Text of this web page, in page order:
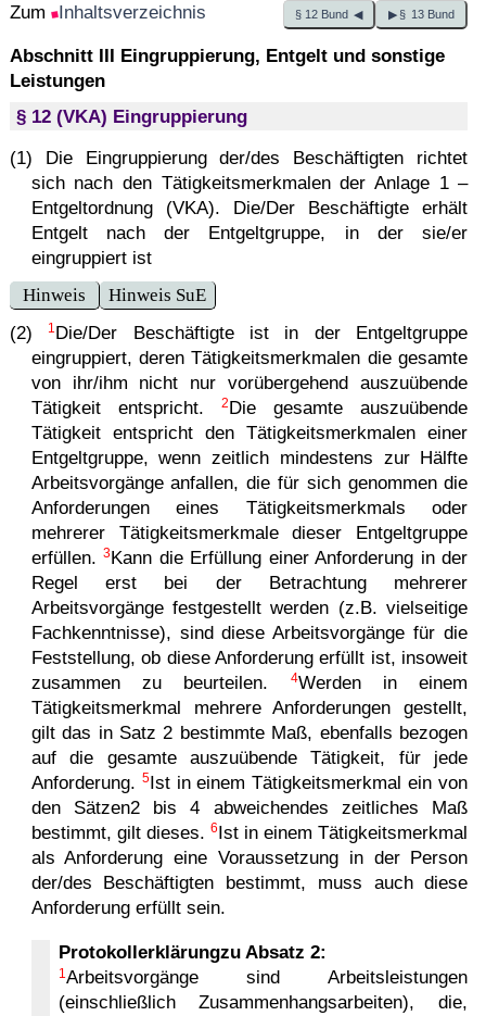
Zum Inhaltsverzeichnis § 12 Bund ◀ ▶ § 13 Bund
Abschnitt III Eingruppierung, Entgelt und sonstige
Leistungen
§ 12 (VKA) Eingruppierung
(1) Die Eingruppierung der/des Beschäftigten richtet
sich nach den Tätigkeitsmerkmalen der Anlage 1 –
Entgeltordnung (VKA). Die/Der Beschäftigte erhält
Entgelt nach der Entgeltgruppe, in der sie/er
eingruppiert ist
Hinweis
Hinweis SuE
(2)
1 Die/Der Beschäftigte ist in der Entgeltgruppe
eingruppiert, deren Tätigkeitsmerkmalen die gesamte
von ihr/ihm nicht nur vorübergehend auszuübende
Tätigkeit entspricht.
2Die gesamte auszuübende
Tätigkeit entspricht den Tätigkeitsmerkmalen einer
Entgeltgruppe, wenn zeitlich mindestens zur Hälfte
Arbeitsvorgänge anfallen, die für sich genommen die
Anforderungen eines Tätigkeitsmerkmals oder
mehrerer Tätigkeitsmerkmale dieser Entgeltgruppe
erfüllen.3Kann die Erfüllung einer Anforderung in der
Regel erst bei der Betrachtung mehrerer
Arbeitsvorgänge festgestellt werden (z.B. vielseitige
Fachkenntnisse), sind diese Arbeitsvorgänge für die
Feststellung, ob diese Anforderung erfüllt ist, insoweit
zusammen zu beurteilen.
4Werden in einem
Tätigkeitsmerkmal mehrere Anforderungen gestellt,
gilt das in Satz 2 bestimmte Maß, ebenfalls bezogen
auf die gesamte auszuübende Tätigkeit, für jede
Anforderung. 5Ist in einem Tätigkeitsmerkmal ein von
den Sätzen2 bis 4 abweichendes zeitliches Maß
bestimmt, gilt dieses. 6Ist in einem Tätigkeitsmerkmal
als Anforderung eine Voraussetzung in der Person
der/des Beschäftigten bestimmt, muss auch diese
Anforderung erfüllt sein.
Protokollerklärungzu Absatz 2:
1 Arbeitsvorgänge sind Arbeitsleistungen
(einschließlich Zusammenhangsarbeiten), die,